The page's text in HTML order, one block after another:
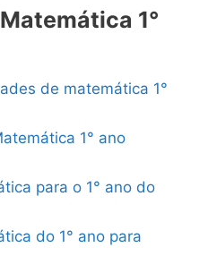
1°
de matemática 1°
1° ano
para o 1° ano do
do 1° ano para